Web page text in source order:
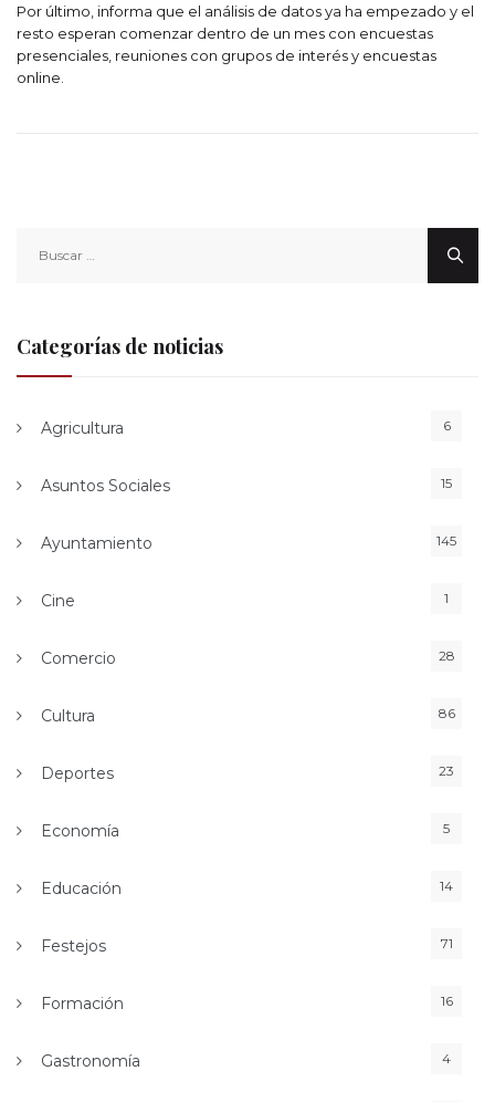
Por último, informa que el análisis de datos ya ha empezado y el
resto esperan comenzar dentro de un mes con encuestas
presenciales, reuniones con grupos de interés y encuestas
online.
Categorías de noticias
Agricultura 6
Asuntos Sociales 15
Ayuntamiento 145
Cine 1
Comercio 28
Cultura 86
Deportes 23
Economía 5
Educación 14
Festejos 71
Formación 16
Gastronomía 4